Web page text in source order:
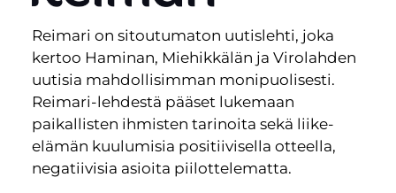
Reimari on sitoutumaton uutislehti, joka
kertoo Haminan, Miehikkälän ja Virolahden
uutisia mahdollisimman monipuolisesti.
Reimari-lehdestä pääset lukemaan
paikallisten ihmisten tarinoita sekä liike-
elämän kuulumisia positiivisella otteella,
negatiivisia asioita piilottelematta.